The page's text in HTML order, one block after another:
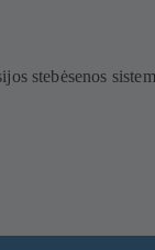
stebėsenos